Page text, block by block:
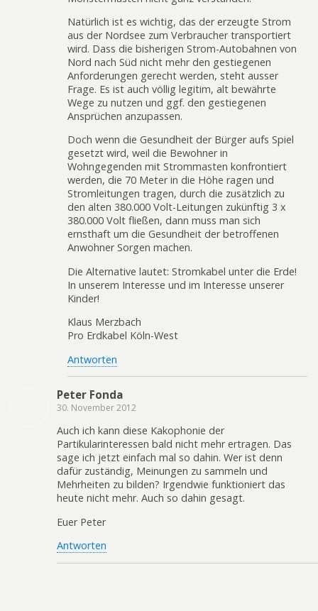
Natürlich ist es wichtig, das der erzeugte Strom
aus der Nordsee zum Verbraucher transportiert
wird. Dass die bisherigen Strom-Autobahnen von
Nord nach Süd nicht mehr den gestiegenen
Anforderungen gerecht werden, steht ausser
Frage. Es ist auch völlig legitim, alt bewährte
Wege zu nutzen und ggf. den gestiegenen
Ansprüchen anzupassen.
Doch wenn die Gesundheit der Bürger aufs Spiel
gesetzt wird, weil die Bewohner in
Wohngegenden mit Strommasten konfrontiert
werden, die 70 Meter in die Höhe ragen und
Stromleitungen tragen, durch die zusätzlich zu
den alten 380.000 Volt-Leitungen zukünftig 3 x
380.000 Volt fließen, dann muss man sich
ernsthaft um die Gesundheit der betroffenen
Anwohner Sorgen machen.
Die Alternative lautet: Stromkabel unter die Erde!
In unserem Interesse und im Interesse unserer
Kinder!
Klaus Merzbach
Pro Erdkabel Köln-West
Antworten
Peter Fonda
30. November 2012
Auch ich kann diese Kakophonie der
Partikularinteressen bald nicht mehr ertragen. Das
sage ich jetzt einfach mal so dahin. Wer ist denn
dafür zuständig, Meinungen zu sammeln und
Mehrheiten zu bilden? Irgendwie funktioniert das
heute nicht mehr. Auch so dahin gesagt.
Euer Peter
Antworten